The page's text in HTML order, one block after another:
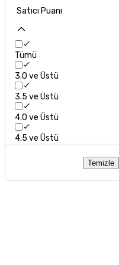
Satıcı Puanı
Tümü
3.0 ve Üstü
3.5 ve Üstü
4.0 ve Üstü
4.5 ve Üstü
Temizle